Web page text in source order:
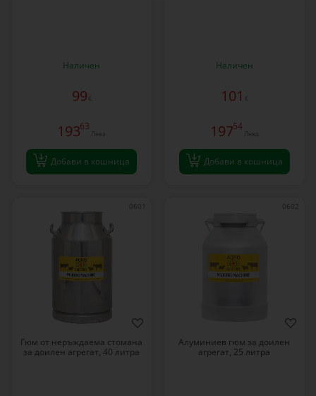
Наличен
99 €
19363
Лева
Добави в кошница
Наличен
101 €
19754
Лева
Добави в кошница
Гюм от неръждаема стомана
за доилен агрегат, 40 литра
Алуминиев гюм за доилен
агрегат, 25 литра